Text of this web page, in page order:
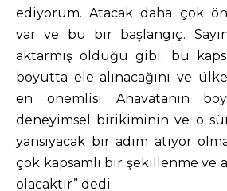
ediyorum. Atacak daha çok
var ve bu bir başlangıç. Sayın
aktarmış olduğu gibi; bu
boyutta ele alınacağını ve
en önemlisi Anavatanın
deneyimsel birikiminin ve o
yansıyacak bir adım atıyor
çok kapsamlı bir şekillenme ve
olacaktır” dedi.